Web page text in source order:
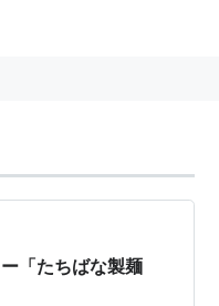
「たちばな製麺